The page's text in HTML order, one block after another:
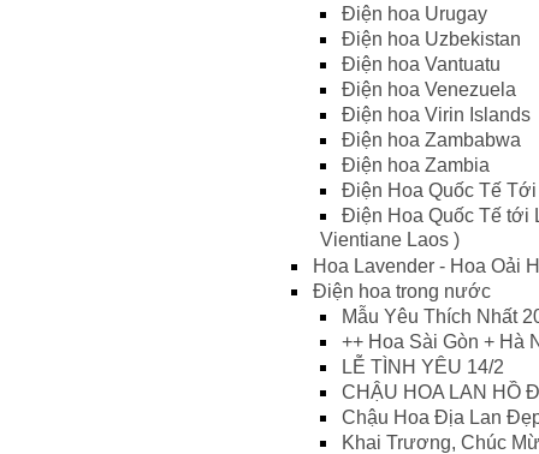
Điện hoa Urugay
Điện hoa Uzbekistan
Điện hoa Vantuatu
Điện hoa Venezuela
Điện hoa Virin Islands
Điện hoa Zambabwa
Điện hoa Zambia
Điện Hoa Quốc Tế Tới
Điện Hoa Quốc Tế tới
Vientiane Laos )
Hoa Lavender - Hoa Oải
Điện hoa trong nước
Mẫu Yêu Thích Nhất
++ Hoa Sài Gòn + Hà
LỄ TÌNH YÊU 14/2
CHẬU HOA LAN HỒ
Chậu Hoa Địa Lan
Khai Trương, Chúc